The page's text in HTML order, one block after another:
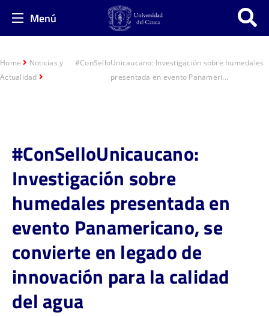
Menú
Home
Noticias y
Actualidad
#ConSelloUnicaucano: Investigación sobre humedales
presentada en evento Panameri...
#ConSelloUnicaucano:
Investigación sobre
humedales presentada en
evento Panamericano, se
convierte en legado de
innovación para la calidad
del agua